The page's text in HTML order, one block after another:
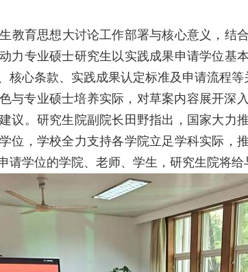
育思想大讨论工作部署与核心意义，结
力专业硕士研究生以实践成果申请学位基
核心条款、实践成果认定标准及申请流程等
与专业硕士培养实际，对草案内容展开深
议。研究生院副院长田野指出，国家大力
位，学校全力支持各学院立足学科实际，
请学位的学院、老师、学生，研究生院将给